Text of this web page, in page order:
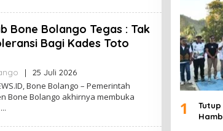
O
N
Bone Bolango Tegas : Tak
Bagi Kades Toto
| 25 Juli 2026O
E
H
Bone Bolango – Pemerintah
Bone Bolango akhirnya membuka
1
Tutup